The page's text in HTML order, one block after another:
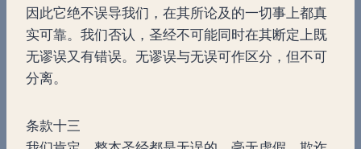
因此它绝不误导我们，在其所论及的一切事上都真
实可靠。我们否认，圣经不可能同时在其断定上既
无谬误又有错误。无谬误与无误可作区分，但不可
分离。
条款十三